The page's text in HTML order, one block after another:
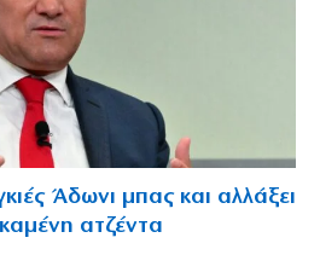
Άδωνι μπας και αλλάξει
ατζέντα